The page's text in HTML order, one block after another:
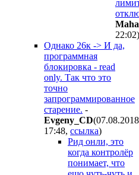
22:02)
Однако 26к -> И да,
программная
блокировка - read
only. Так что это
точно
запрограммированное
старение. -
Evgeny_CD(07.08.2018
17:48, ссылка)
Рид онли, это
когда контролёр
понимает, что